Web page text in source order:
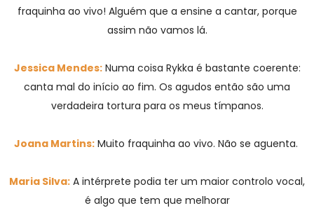
fraquinha ao vivo! Alguém que a ensine a cantar, porque
assim não vamos lá.
Jessica Mendes:Numa coisa Rykka é bastante coerente:
canta mal do início ao fim. Os agudos então são uma
verdadeira tortura para os meus tímpanos.
Joana Martins:Muito fraquinha ao vivo. Não se aguenta.
Maria Silva: A intérprete podia ter um maior controlo vocal,
é algo que tem que melhorar